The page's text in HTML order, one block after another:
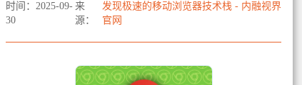
时间：2025-09-
30
来
源：
发现极速的移动浏览器技术栈 - 内融视界
官网